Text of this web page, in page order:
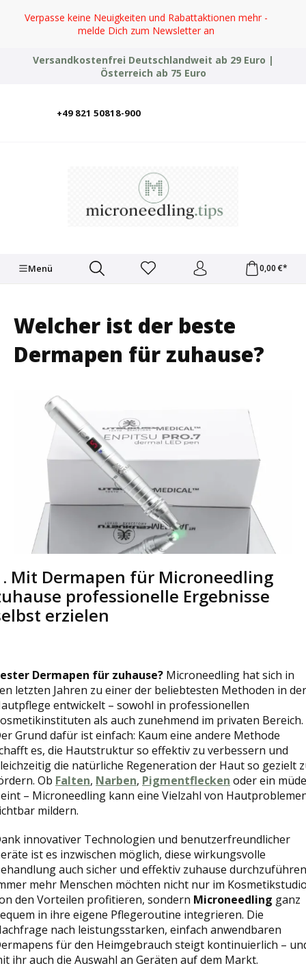
Zum Hauptinhalt springen
Verpasse keine Neuigkeiten und Rabattaktionen mehr -
melde Dich zum Newsletter an
Versandkostenfrei Deutschlandweit ab 29 Euro |
Österreich ab 75 Euro
+49 821 50818-900
Menü 0,00 €*
Welcher ist der beste
Dermapen für zuhause?
Mit Dermapen für Microneedling
professionelle Ergebnisse
erzielen
Dermapen für zuhause? Microneedling hat sich in
letzten Jahren zu einer der beliebtesten Methoden in der
entwickelt – sowohl in professionellen
als auch zunehmend im privaten Bereich.
Grund dafür ist einfach: Kaum eine andere Methode
es, die Hautstruktur so effektiv zu verbessern und
die natürliche Regeneration der Haut so gezielt
Ob Falten, Narben, Pigmentflecken oder ein
– Microneedling kann eine Vielzahl von
mildern.
innovativer Technologien und benutzerfreundlicher
ist es inzwischen möglich, diese wirkungsvolle
auch sicher und effektiv zuhause
mehr Menschen möchten nicht nur im
den Vorteilen profitieren, sondern Microneedling ganz
in ihre eigene Pflegeroutine integrieren. Die
nach leistungsstarken, einfach anwendbaren
für den Heimgebrauch steigt kontinuierlich –
ihr auch die Auswahl an Geräten auf dem Markt.